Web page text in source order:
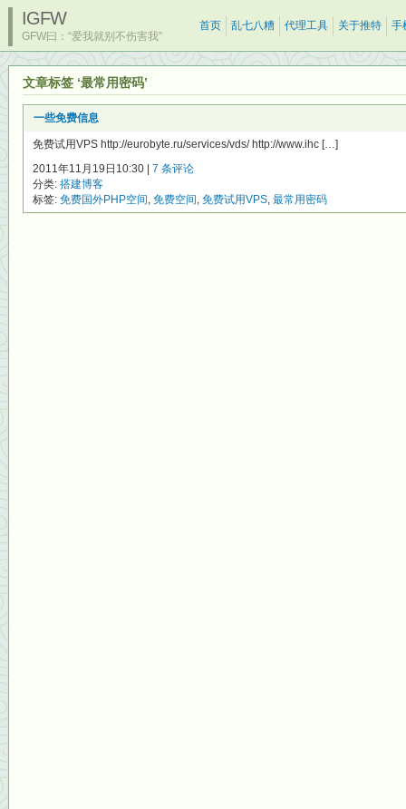
IGFW
GFW曰：“爱我就别不伤害我”
首页 乱七八糟 代理工具 关于推特 手
文章标签 ‘最常用密码’
一些免费信息
免费试用VPS http://eurobyte.ru/services/vds/ http://www.ihc […]
2011年11月19日10:30 | 7 条评论
分类: 搭建博客
标签: 免费国外PHP空间, 免费空间, 免费试用VPS, 最常用密码